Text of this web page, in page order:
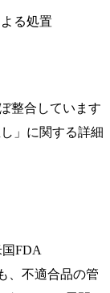
る処置
整合しています
」に関する詳細
国FDA
、不適合品の管